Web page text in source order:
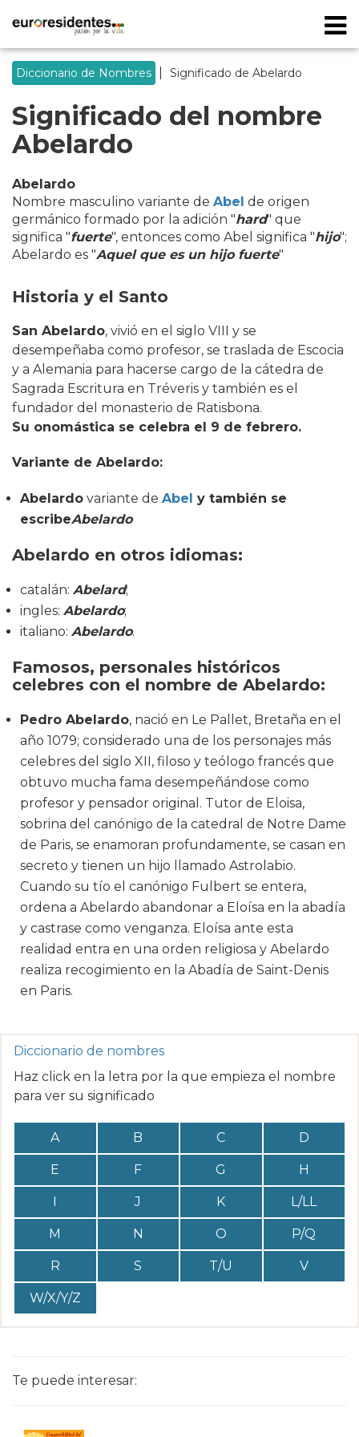
Diccionario de Nombres Significado de Abelardo
Significado del nombre
Abelardo
Abelardo
Nombre masculino variante de Abel de origen
germánico formado por la adición "hard" que
significa "fuerte", entonces como Abel significa "hijo";
Abelardo es "Aquel que es un hijo fuerte"
Historia y el Santo
San Abelardo, vivió en el siglo VIII y se
desempeñaba como profesor, se traslada de Escocia
y a Alemania para hacerse cargo de la cátedra de
Sagrada Escritura en Tréveris y también es el
fundador del monasterio de Ratisbona.
Su onomástica se celebra el 9 de febrero.
Variante de Abelardo:
Abelardo variante de Abel y también se
escribeAbelardo
Abelardo en otros idiomas:
catalán: Abelard;
ingles: Abelardo;
italiano: Abelardo.
Famosos, personales históricos
celebres con el nombre de Abelardo:
Pedro Abelardo, nació en Le Pallet, Bretaña en el
año 1079; considerado una de los personajes más
celebres del siglo XII, filoso y teólogo francés que
obtuvo mucha fama desempeñándose como
profesor y pensador original. Tutor de Eloisa,
sobrina del canónigo de la catedral de Notre Dame
de Paris, se enamoran profundamente, se casan en
secreto y tienen un hijo llamado Astrolabio.
Cuando su tío el canónigo Fulbert se entera,
ordena a Abelardo abandonar a Eloísa en la abadía
y castrase como venganza. Eloísa ante esta
realidad entra en una orden religiosa y Abelardo
realiza recogimiento en la Abadía de Saint-Denis
en Paris.
Diccionario de nombres
Haz click en la letra por la que empieza el nombre
para ver su significado
A B C D
E F G H
I J K L/LL
M N O P/Q
R S T/U V
W/X/Y/Z
Te puede interesar: